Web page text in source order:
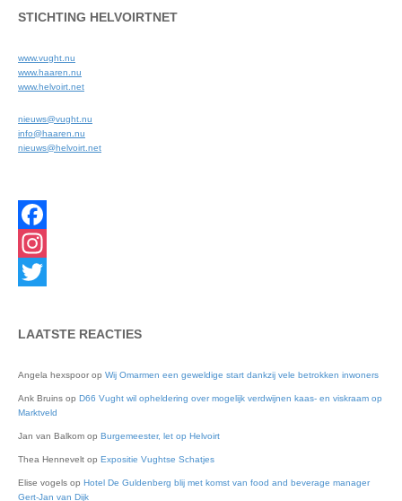
STICHTING HELVOIRTNET
www.vught.nu
www.haaren.nu
www.helvoirt.net
nieuws@vught.nu
info@haaren.nu
nieuws@helvoirt.net
Facebook
Instagram
LAATSTE REACTIES
Angela hexspoor op Wij Omarmen een geweldige start dankzij vele betrokken inwoners
Ank Bruins op D66 Vught wil opheldering over mogelijk verdwijnen kaas- en viskraam op
Marktveld
Jan van Balkom op Burgemeester, let op Helvoirt
Thea Hennevelt op Expositie Vughtse Schatjes
Elise vogels op Hotel De Guldenberg blij met komst van food and beverage manager
Gert-Jan van Dijk